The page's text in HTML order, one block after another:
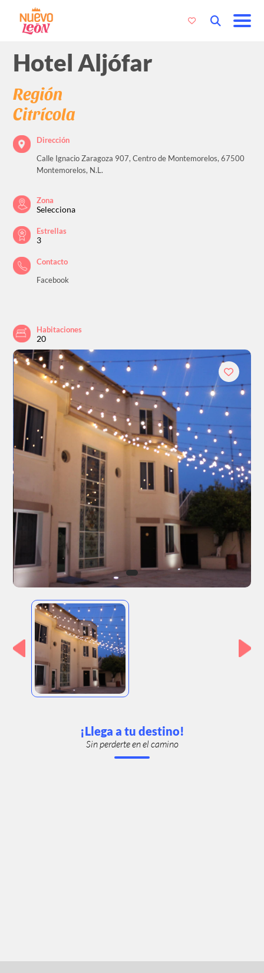
Hotel Aljófar
Región
Citrícola
Dirección
Calle Ignacio Zaragoza 907, Centro de Montemorelos, 67500
Montemorelos, N.L.
Zona
Selecciona
Estrellas
3
Contacto
Facebook
Habitaciones
20
¡Llega a tu destino!
Sin perderte en el camino